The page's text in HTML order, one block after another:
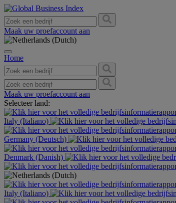
Maak uw proefaccount aan
Home
Maak uw proefaccount aan
Selecteer land:
Italy (Italiano)
Germany (Deutsch)
Denmark (Danish)
Italy (Italiano)